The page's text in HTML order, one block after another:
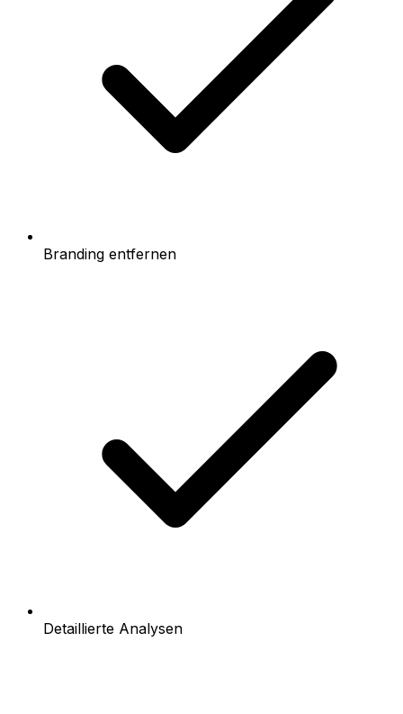
Branding entfernen
Detaillierte Analysen